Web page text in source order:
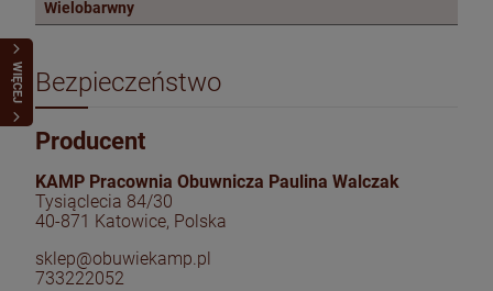
WIĘCEJ
Wielobarwny
Bezpieczeństwo
Producent
KAMP Pracownia Obuwnicza Paulina Walczak
Tysiąclecia 84/30
40-871 Katowice, Polska
sklep@obuwiekamp.pl
733222052